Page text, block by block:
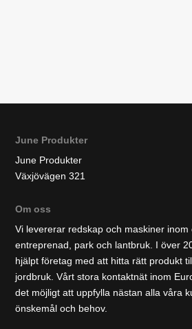
June Produkter
June Produkter
Växjövägen 321
Om oss
Vi levererar redskap och maskiner inom
entreprenad, park och lantbruk. I över
hjälpt företag med att hitta rätt produkt
jordbruk. Vårt stora kontaktnät inom
det möjligt att uppfylla nästan alla våra
önskemål och behov.